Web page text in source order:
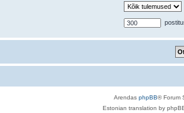
Arendas phpBB® Forum
Estonian translation by